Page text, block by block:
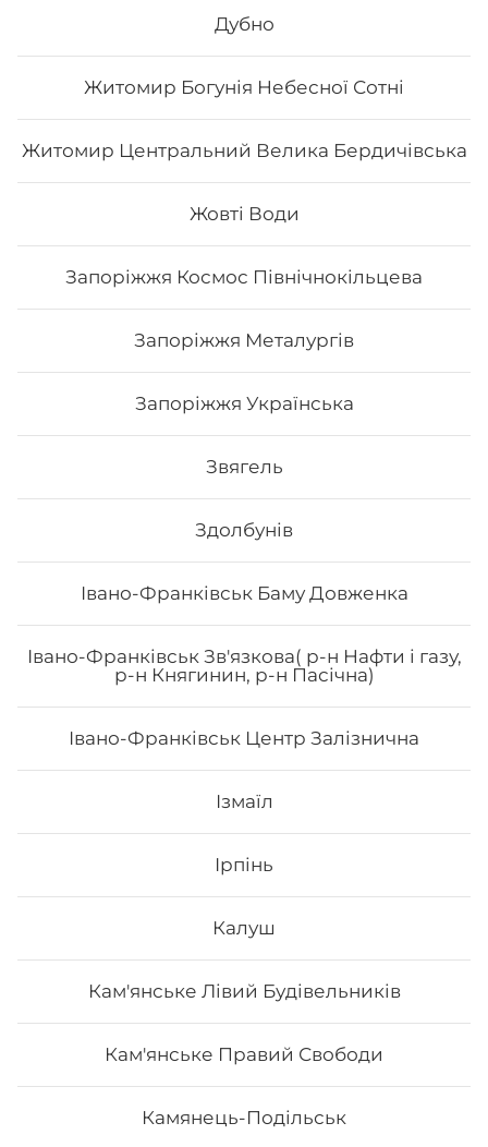
Дубно
Житомир Богунія Небесної Сотні
Житомир Центральний Велика Бердичівська
Жовті Води
Запоріжжя Космос Північнокільцева
Запоріжжя Металургів
Запоріжжя Українська
Звягель
Здолбунів
Івано-Франківськ Баму Довженка
Івано-Франківськ Зв'язкова( р-н Нафти і газу,
р-н Княгинин, р-н Пасічна)
Івано-Франківськ Центр Залізнична
Ізмаїл
Ірпінь
Калуш
Кам'янське Лівий Будівельників
Кам'янське Правий Свободи
Камянець-Подільськ
Сет «Сезам»
Вага: 1040 г Склад: Хіко Мак, Чіз рол, Каліфорнія зі
568₴
Сет Osama
філадельфія з лососем, авокадо рол з лососем
827₴ Хочу